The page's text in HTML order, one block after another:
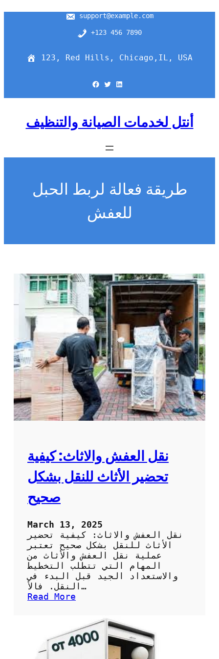
support@example.com
+123 456 7890
123, Red Hills, Chicago,IL, USA
Facebook Twitter LinkedIn
أنتل لخدمات الصيانة والتنظيف
طريقة فعالة لربط الحبل
للعفش
نقل العفش والاثاث: كيفية
تحضير الأثاث للنقل بشكل
صحيح
March 13, 2025
نقل العفش والاثاث: كيفية تحضير
الأثاث للنقل بشكل صحيح تعتبر
عملية نقل العفش والأثاث من
المهام التي تتطلب التخطيط
والاستعداد الجيد قبل البدء في
النقل. فالأ…
Read More
ل
ا
ل